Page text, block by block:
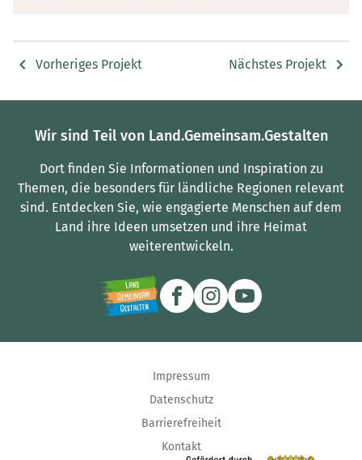
Vorheriges Projekt Nächstes Projekt
Wir sind Teil von Land.Gemeinsam.Gestalten
Dort finden Sie Informationen und Inspiration zu
Themen, die besonders für ländliche Regionen relevant
sind. Entdecken Sie, wie engagierte Menschen auf dem
Land ihre Ideen umsetzen und ihre Heimat
weiterentwickeln.
Impressum
Datenschutz
Barrierefreiheit
Kontakt